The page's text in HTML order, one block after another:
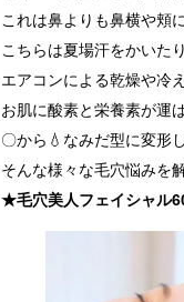
これは鼻よりも鼻横や頬
こちらは夏場汗をかいた
エアコンによる乾燥や冷
お肌に酸素と栄養素が運
〇から💧なみだ型に変形
そんな様々な毛穴悩みを
★毛穴美人フェイシャル